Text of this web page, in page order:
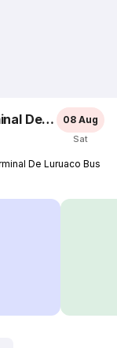
Luruaco 08 Aug
Sat
De Luruaco Bus